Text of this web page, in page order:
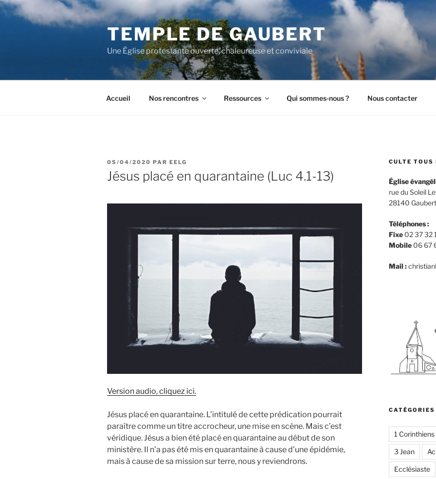
Aller
au
TEMPLE DE GAUBERT
Une Église protestante ouverte, chaleureuse et conviviale
Accueil Nos rencontres Ressources Qui sommes-nous ? Nous contacter
PUBLIÉ
LE
05/04/2020 PAR EELG
Jésus placé en quarantaine (Luc 4.1-13)
Version audio, cliquez ici.
Jésus placé en quarantaine. L’intitulé de cette prédication pourrait
paraître comme un titre accrocheur, une mise en scène. Mais c’est
véridique. Jésus a bien été placé en quarantaine au début de son
ministère. Il n’a pas été mis en quarantaine à cause d’une épidémie,
mais à cause de sa mission sur terre, nous y reviendrons.
CULTE
Église
rue du Soleil
28140
Téléphones :
Fixe02 37 32
Mobile06 67
Mail :
CATÉGORIES
1 Corinthiens
3 Jean
Ecclésiaste